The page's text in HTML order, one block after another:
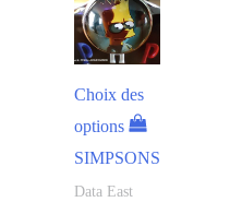
Choix des
options
SIMPSONS
Data East